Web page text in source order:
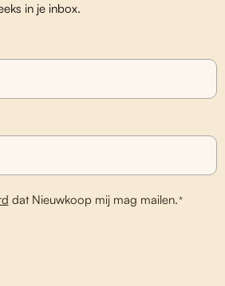
in je inbox.
dat Nieuwkoop mij mag mailen.*